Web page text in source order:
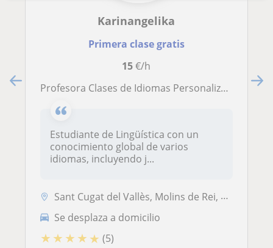
Karinangelika
Primera clase gratis
15€/h
Profesora Clases de Idiomas Personalizadas y/o Apoyo Continuo: Inglés, Italiano y Más (Con Formación en Educación y Lingüística)
Estudiante de Lingüística con un
conocimiento global de varios
idiomas, incluyendo j...
Sant Cugat del Vallès, Molins de Rei, Sant Feliu de Llobregat, Sant Ju...
Se desplaza a domicilio
★ ★ ★ ★ ★ (5)